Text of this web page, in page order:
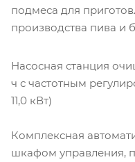
подмеса для
производства пива и
Насосная станция
ч с частотным
11,0 кВт)
Комплексная
шкафом управления,